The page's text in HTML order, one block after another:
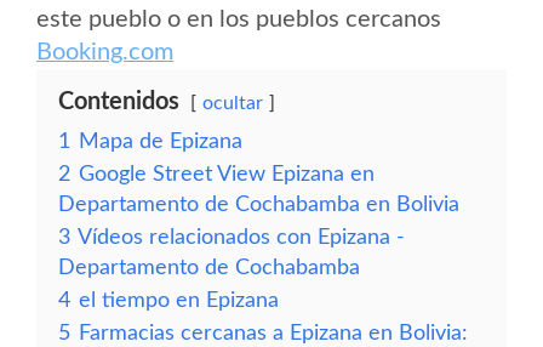
este pueblo o en los pueblos cercanos
Booking.com
Contenidos ocultar
1
Mapa de Epizana
2 Google Street View Epizana en
Departamento de Cochabamba en Bolivia
3 Vídeos relacionados con Epizana -
Departamento de Cochabamba
4 el tiempo en Epizana
5 Farmacias cercanas a Epizana en Bolivia: